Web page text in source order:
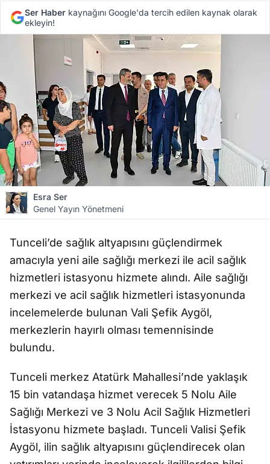
Ser Haber kaynağını Google'da tercih edilen kaynak olarak
ekleyin!
Esra Ser
Genel Yayın Yönetmeni
Tunceli’de sağlık altyapısını güçlendirmek
amacıyla yeni aile sağlığı merkezi ile acil sağlık
hizmetleri istasyonu hizmete alındı. Aile sağlığı
merkezi ve acil sağlık hizmetleri istasyonunda
incelemelerde bulunan Vali Şefik Aygöl,
merkezlerin hayırlı olması temennisinde
bulundu.
Tunceli merkez Atatürk Mahallesi’nde yaklaşık
15 bin vatandaşa hizmet verecek 5 Nolu Aile
Sağlığı Merkezi ve 3 Nolu Acil Sağlık Hizmetleri
İstasyonu hizmete başladı. Tunceli Valisi Şefik
Aygöl, ilin sağlık altyapısını güçlendirecek olan